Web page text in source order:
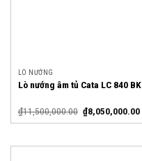
LÒ NƯỚNG
Lò nướng âm tủ Cata LC 840 BK
₫11,500,000.00 ₫8,050,000.00